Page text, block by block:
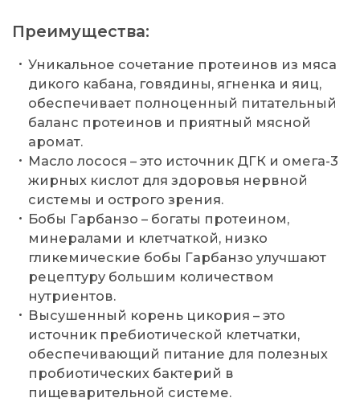
Преимущества:
Уникальное сочетание протеинов из мяса
дикого кабана, говядины, ягненка и яиц,
обеспечивает полноценный питательный
баланс протеинов и приятный мясной
аромат.
Масло лосося – это источник ДГК и омега-3
жирных кислот для здоровья нервной
системы и острого зрения.
Бобы Гарбанзо – богаты протеином,
минералами и клетчаткой, низко
гликемические бобы Гарбанзо улучшают
рецептуру большим количеством
нутриентов.
Высушенный корень цикория – это
источник пребиотической клетчатки,
обеспечивающий питание для полезных
пробиотических бактерий в
пищеварительной системе.